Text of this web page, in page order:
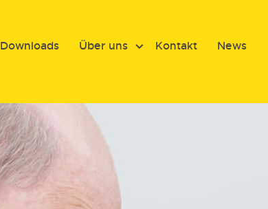
Downloads Über uns Kontakt News